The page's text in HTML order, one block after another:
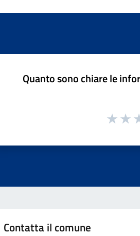
Quanto sono chiare le
Contatta il comune